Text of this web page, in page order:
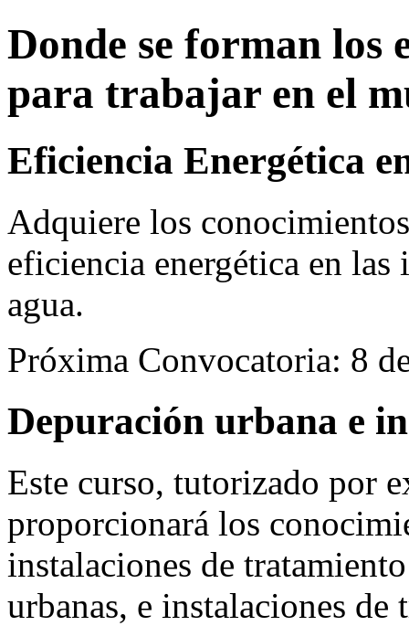
Donde se forman los
para trabajar en el
Eficiencia Energética
Adquiere los
eficiencia energética en
agua.
Próxima Convocatoria: 8
Depuración urbana e
Este curso, tutorizado por
proporcionará los
instalaciones de
urbanas, e instalaciones